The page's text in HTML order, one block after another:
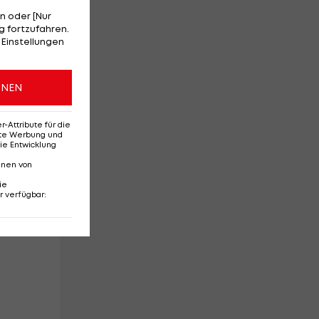
oder [Nur
fortzufahren.
Attribute für die
Werbung und
Entwicklung
von
verfügbar: